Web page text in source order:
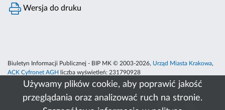
Używamy plików cookie, aby poprawić jakość
przeglądania oraz analizować ruch na stronie.
Wersja do druku
Biuletyn Informacji Publicznej - BIP MK © 2003-2026, Urząd Miasta Krakowa,
ACK Cyfronet AGH
liczba wyświetleń: 231790928